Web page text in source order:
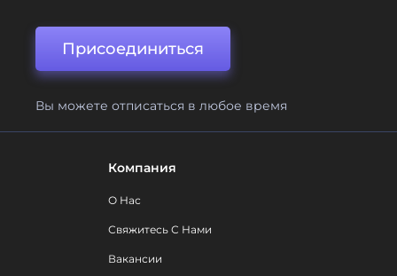
Присоединиться
Вы можете отписаться в любое время
Компания
О Нас
Свяжитесь С Нами
Вакансии